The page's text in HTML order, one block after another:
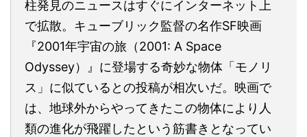
柱発見のニュースはすぐにインターネット上
で拡散。キューブリック監督の名作SF映画
『2001年宇宙の旅（2001: A Space
Odyssey）』に登場する奇妙な物体「モノリ
ス」に似ているとの投稿が相次いだ。映画で
は、地球外からやってきたこの物体により人
類の進化が飛躍したという筋書きとなってい